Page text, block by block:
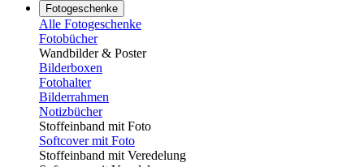
Fotogeschenke
Alle Fotogeschenke
Fotobücher
Wandbilder & Poster
Bilderboxen
Fotohalter
Bilderrahmen
Notizbücher
Stoffeinband mit Foto
Softcover mit Foto
Stoffeinband mit Veredelung